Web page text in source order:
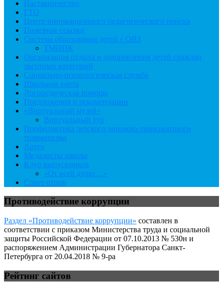
Наставничество
ГТО
Центр инновационного педагогического поиска
Полезные ссылки
Система образования детей с ОВЗ
ТМППК
Организация отдыха и оздоровления детей граждан
льготных категорий
Социально-психологическая служба
Школьная карта
Логопедическая помощь
Предложения и рекомендации
«Виртуальный музей»
Виртуальный тур
Профилактика детского дорожно-транспортного
травматизма
Артек
Медалисты школы
Клуб выпускников
«От всей души…»
Совет отцов
Противодействие коррупции
Раздел «Противодействие коррупции» составлен в
соответствии с приказом Министерства труда и социальной
защиты Российской Федерации от 07.10.2013 № 530н и
распоряжением Администрации Губернатора Санкт-
Петербурга от 20.04.2018 № 9-ра
Рейтинг сайтов